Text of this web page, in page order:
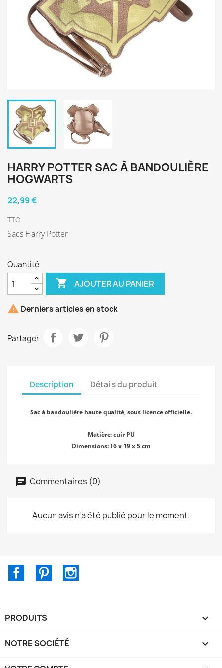
HARRY POTTER SAC À BANDOULIÈRE
HOGWARTS
22,99 €
TTC
Sacs Harry Potter
Quantité
 AJOUTER AU PANIER
 Derniers articles en stock
Partager
Description Détails du produit
Sac à bandoulière haute qualité, sous licence officielle.
Matière: cuir PU
Dimensions: 16 x 19 x 5 cm
Commentaires (0)
Aucun avis n'a été publié pour le moment.
FacebookPinterest
PRODUITS 
NOTRE SOCIÉTÉ 